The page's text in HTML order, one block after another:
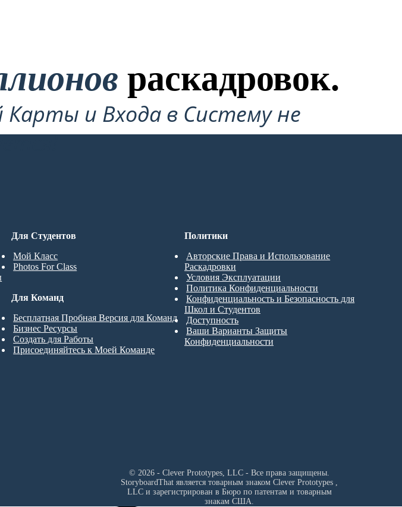
раскадровок.
Карты и Входа в Систему не
Для Студентов
Мой Класс
Photos For Class
Для Команд
Бесплатная Пробная Версия для Команд
Бизнес Ресурсы
Создать для Работы
Присоединяйтесь к Моей Команде
Политики
Авторские Права и Использование
Раскадровки
Условия Эксплуатации
Политика Конфиденциальности
Конфиденциальность и Безопасность для
Школ и Студентов
Доступность
Ваши Варианты Защиты
Конфиденциальности
© 2026 - Clever Prototypes, LLC - Все права защищены.
StoryboardThat является товарным знаком Clever Prototypes ,
LLCи зарегистрирован в Бюро по патентам и товарным
знакам США.